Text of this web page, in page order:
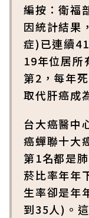
編按：衛福
因統計結果
症)已連續
19年位居所
第2，每年
取代肝癌成
台大癌醫中
癌蟬聯十大
第1名都是
菸比率年年
生率卻是年
到35人)。